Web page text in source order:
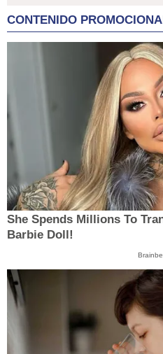
CONTENIDO
She Spends Millions To
Barbie Doll!